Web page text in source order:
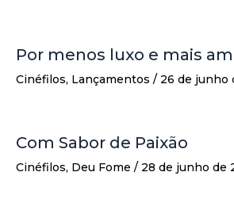
Por menos luxo e mais
Cinéfilos, Lançamentos / 26 de junho
Com Sabor de Paixão
Cinéfilos, Deu Fome / 28 de junho de